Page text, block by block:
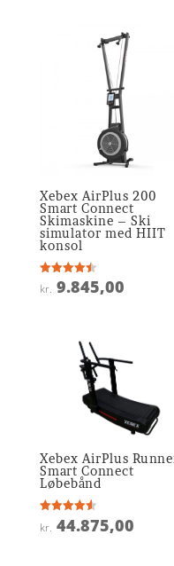
Xebex AirPlus 200
Smart Connect
Skimaskine – Ski
simulator med HIIT
konsol
Vurderet
4.5
kr. 9.845,00
Xebex AirPlus
Smart Connect
Løbebånd
Vurderet
4.6
kr. 44.875,00